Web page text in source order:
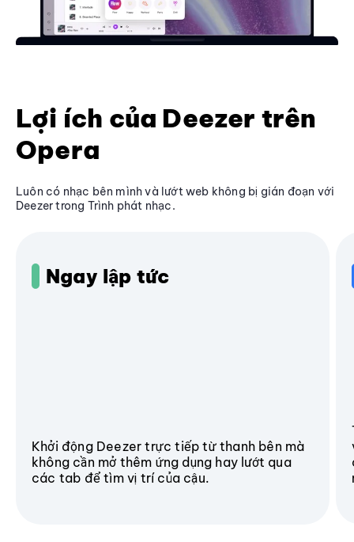
Lợi ích của Deezer trên
Opera
Luôn có nhạc bên mình và lướt web không bị gián đoạn với
Deezer trong Trình phát nhạc.
Ngay lập tức
Khởi động Deezer trực tiếp từ thanh bên mà
không cần mở thêm ứng dụng hay lướt qua
các tab để tìm vị trí của cậu.